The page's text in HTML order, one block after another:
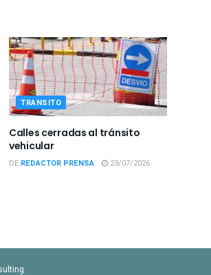
TRANSITO
Calles cerradas al tránsito
vehicular
DE REDACTOR PRENSA 23/07/2026
.